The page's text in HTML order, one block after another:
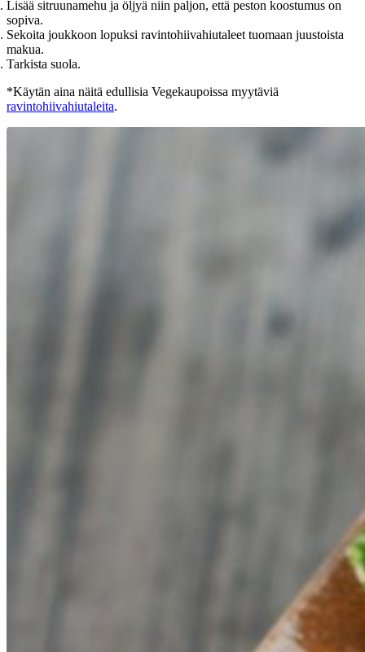
Lisää sitruunamehu ja öljyä niin paljon, että peston koostumus on
sopiva.
Sekoita joukkoon lopuksi ravintohiivahiutaleet tuomaan juustoista
makua.
Tarkista suola.
*Käytän aina näitä edullisia Vegekaupoissa myytäviä
ravintohiivahiutaleita.